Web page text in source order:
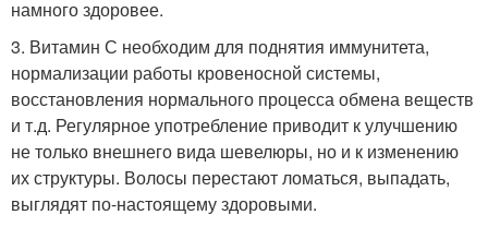
намного здоровее.
3. Витамин С необходим для поднятия иммунитета,
нормализации работы кровеносной системы,
восстановления нормального процесса обмена веществ
и т.д. Регулярное употребление приводит к улучшению
не только внешнего вида шевелюры, но и к изменению
их структуры. Волосы перестают ломаться, выпадать,
выглядят по-настоящему здоровыми.